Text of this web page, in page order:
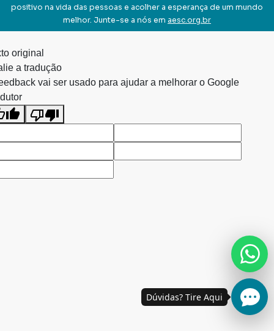
positivo na vida das pessoas e acolher a esperança de um mundo
melhor. Junte-se a nós em aesc.org.br
Dúvidas? Tire Aqui
original
a tradução
vai ser usado para ajudar a melhorar o Google